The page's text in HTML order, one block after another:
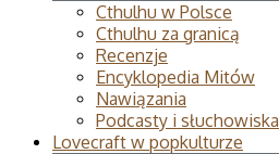
Cthulhu w Polsce
Cthulhu za granicą
Recenzje
Encyklopedia Mitów
Nawiązania
Podcasty i słuchowiska
Lovecraft w popkulturze